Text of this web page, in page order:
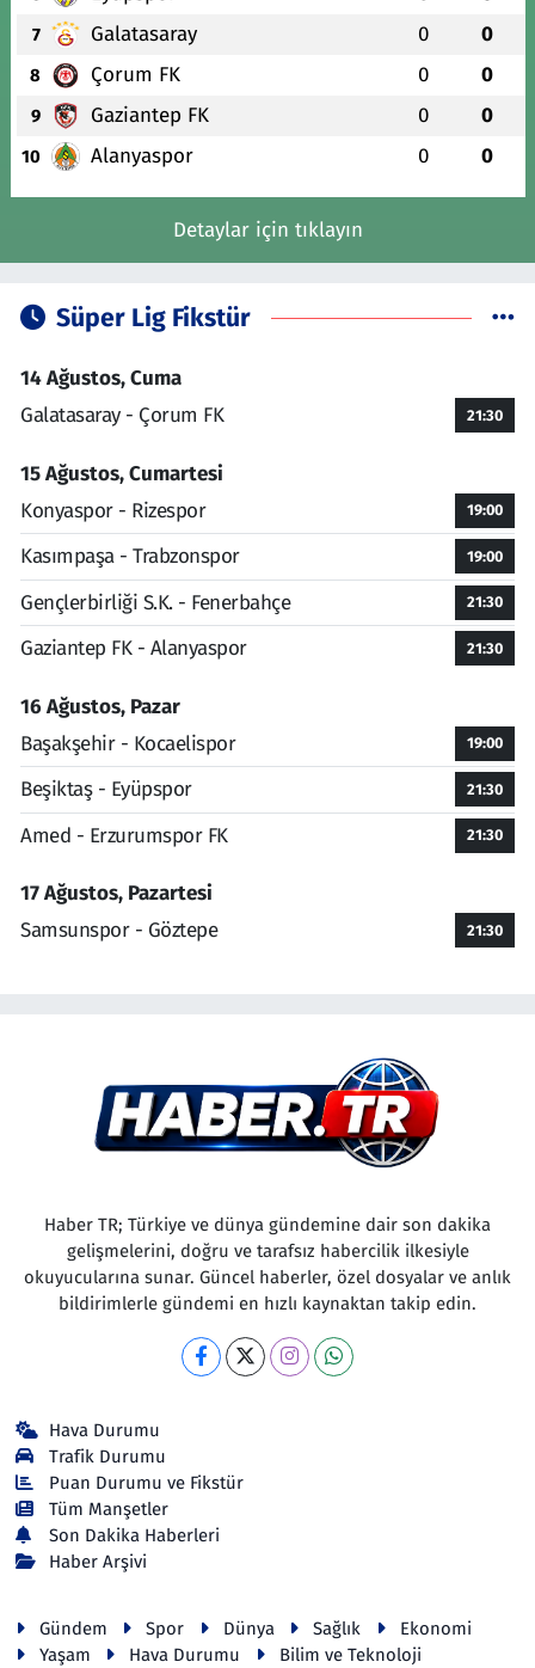
7 Galatasaray 0 0
8 Çorum FK 0 0
9 Gaziantep FK 0 0
10 Alanyaspor 0 0
Detaylar için tıklayın
Süper Lig Fikstür
14 Ağustos, Cuma
Galatasaray - Çorum FK
21:30
15 Ağustos, Cumartesi
Konyaspor - Rizespor
19:00
Kasımpaşa - Trabzonspor 19:00
Gençlerbirliği S.K. - Fenerbahçe 21:30
Gaziantep FK - Alanyaspor 21:30
16 Ağustos, Pazar
Başakşehir - Kocaelispor
19:00
Beşiktaş - Eyüpspor 21:30
Amed - Erzurumspor FK 21:30
17 Ağustos, Pazartesi
Samsunspor - Göztepe
21:30
Haber TR; Türkiye ve dünya gündemine dair son dakika
gelişmelerini, doğru ve tarafsız habercilik ilkesiyle
okuyucularına sunar. Güncel haberler, özel dosyalar ve anlık
bildirimlerle gündemi en hızlı kaynaktan takip edin.
Hava Durumu
Trafik Durumu
Puan Durumu ve Fikstür
Tüm Manşetler
Son Dakika Haberleri
Haber Arşivi
Gündem Spor Dünya Sağlık
Ekonomi
Yaşam
Hava Durumu Bilim ve Teknoloji